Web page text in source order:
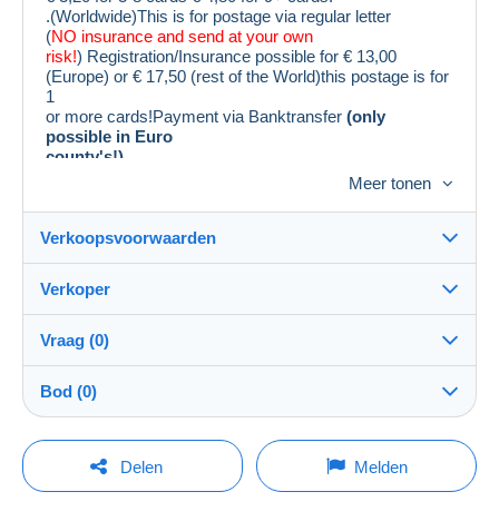
.(Worldwide)This is for postage via regular letter
(NO insurance and send at your own
risk!) Registration/Insurance possible for € 13,00
(Europe) or € 17,50 (rest of the World)this postage is for
1
or more cards!Payment via Banktransfer (only
possible in Euro
county's!)
Leuke vroege kaarten.Voor staat zie foto´s.Meer tonen
Verkoopsvoorwaarden
Bestemming:
Zie de lijst van landen
Verzending:
Verzending na betaling
Voor rekening van de koper
Betaalmogelijkheden:
Verkoper
philacollect100%(15907x)
PRO
Winkel
Naam:
Vraag (0)
Om een vraag te stellen moet u een sessie
Bod (0)
De verkoop zal met één minuut worden verlengd
indien een bod wordt uitgebracht minder dan één
minuut voor de uiterste termijn.
Delen Melden